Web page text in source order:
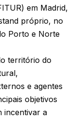
em Madrid,
próprio, no
Porto e Norte
território do
e agentes
objetivos
incentivar a